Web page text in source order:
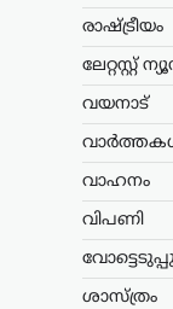
രാഷ്ട്രീയം
ലേറ്റസ്റ്റ്
വയനാട്
വാഹനം
വിപണി
ശാസ്ത്രം